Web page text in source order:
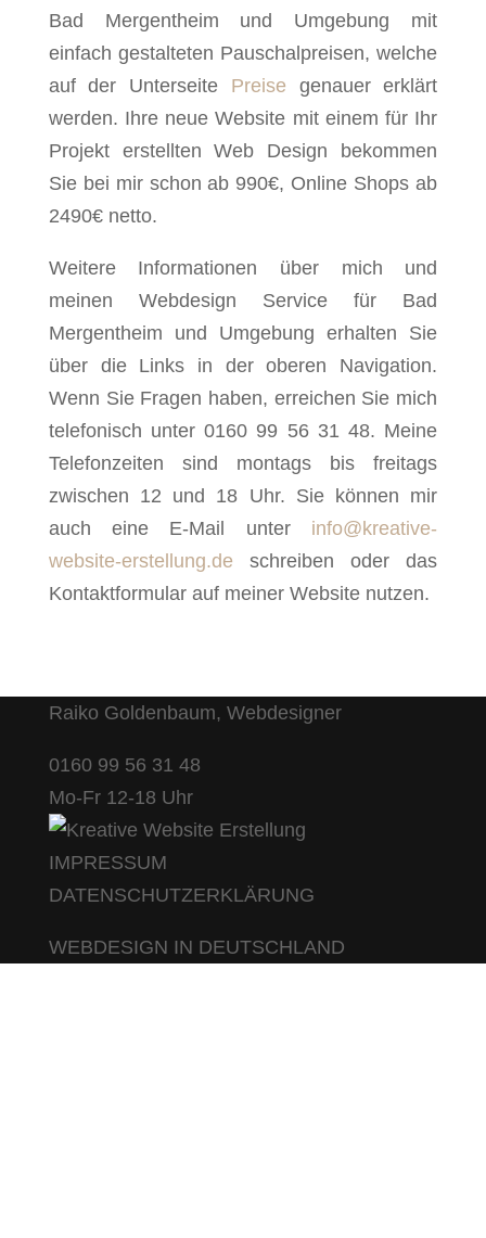
Bad Mergentheim und Umgebung mit
einfach gestalteten Pauschalpreisen, welche
auf der Unterseite Preise genauer erklärt
werden. Ihre neue Website mit einem für Ihr
Projekt erstellten Web Design bekommen
Sie bei mir schon ab 990€, Online Shops ab
2490€ netto.
Weitere Informationen über mich und
meinen Webdesign Service für Bad
Mergentheim und Umgebung erhalten Sie
über die Links in der oberen Navigation.
Wenn Sie Fragen haben, erreichen Sie mich
telefonisch unter 0160 99 56 31 48. Meine
Telefonzeiten sind montags bis freitags
zwischen 12 und 18 Uhr. Sie können mir
auch eine E-Mail unter info@kreative-
website-erstellung.de schreiben oder das
Kontaktformular auf meiner Website nutzen.
Raiko Goldenbaum, Webdesigner
0160 99 56 31 48
Mo-Fr 12-18 Uhr
IMPRESSUM
DATENSCHUTZERKLÄRUNG
WEBDESIGN IN DEUTSCHLAND